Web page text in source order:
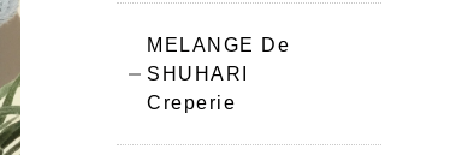
MELANGE De
SHUHARI
Creperie